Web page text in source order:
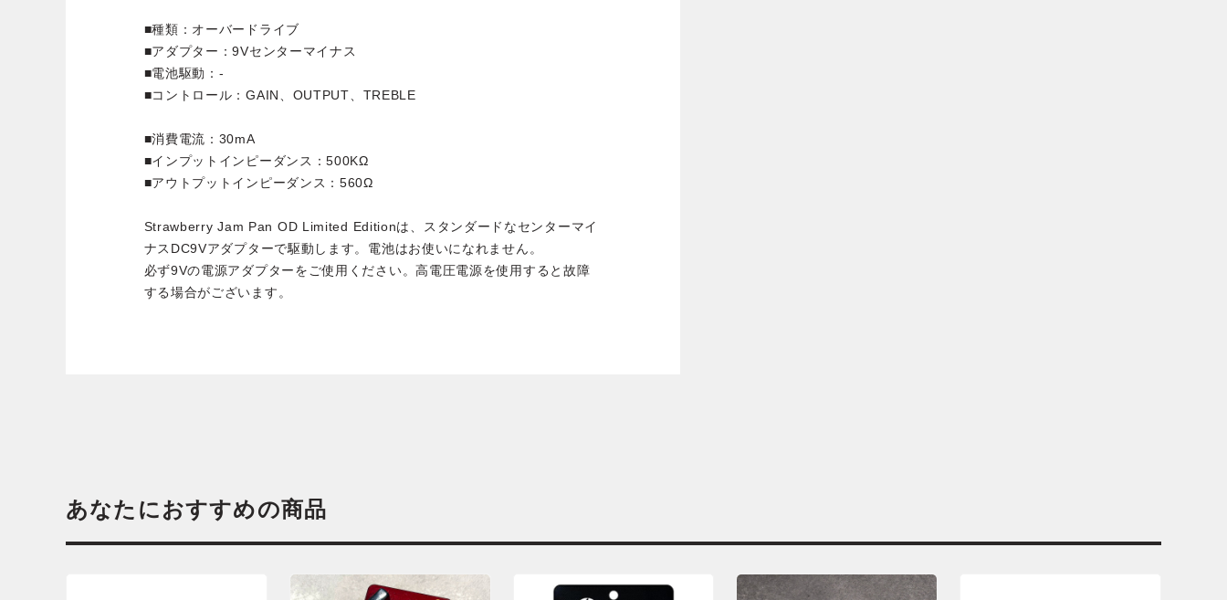
■種類：オーバードライブ
■アダプター：9Vセンターマイナス
■電池駆動：-
■コントロール：GAIN、OUTPUT、TREBLE
■消費電流：30mA
■インプットインピーダンス：500KΩ
■アウトプットインピーダンス：560Ω
Strawberry Jam Pan OD Limited Editionは、スタンダードなセンターマイ
ナスDC9Vアダプターで駆動します。電池はお使いになれません。
必ず9Vの電源アダプターをご使用ください。高電圧電源を使用すると故障
する場合がございます。
あなたにおすすめの商品